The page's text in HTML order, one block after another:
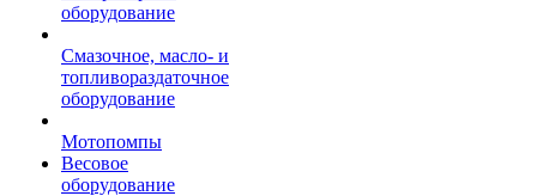
оборудование
Смазочное, масло- и
топливораздаточное
оборудование
Мотопомпы
Весовое
оборудование